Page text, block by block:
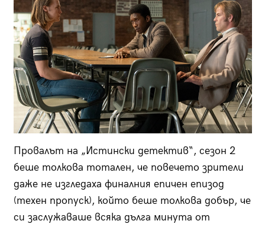
Провалът на „Истински детектив“, сезон 2
беше толкова тотален, че повечето зрители
даже не изгледаха финалния епичен епизод
(техен пропуск), който беше толкова добър, че
си заслужаваше всяка дълга минута от